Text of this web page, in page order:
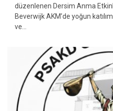
düzenlenen Dersim Anma
Beverwijk AKM’de yoğun
ve...